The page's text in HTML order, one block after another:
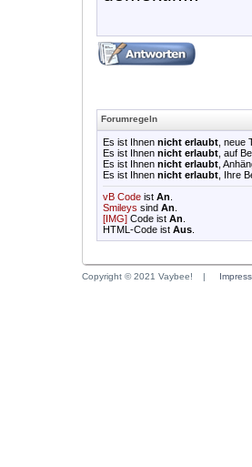
Forumregeln
Es ist Ihnen nicht erlaubt , neue
Es ist Ihnen nicht erlaubt , auf
Es ist Ihnen nicht erlaubt ,
Es ist Ihnen nicht erlaubt , Ihre
vB Code ist An
Smileys sind An
[IMG] Code ist An
HTML-Code ist Aus
Copyright © 2021 Vaybee! |